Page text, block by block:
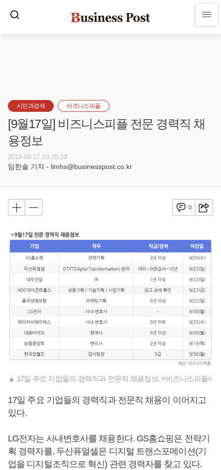
시민과경제 비즈니스피플
[9월17일] 비즈니스피플 전문 경력직 채
용정보
2019-09-17 10:35:19
임한솔 기자 - limhs@businesspost.co.kr
0
▲ 17일 주요 기업들의 경력직과 전문직 채용정보. <비즈니스피플>
17일 주요 기업들의 경력직과 전문직 채용이 이어지고
있다.
LG전자는 사내변호사를 채용한다. GS홈쇼핑은 전략기
획 경력자를, 두산퓨얼셀은 디지털 트랜스포메이션(기
업을 디지털조직으로 혁신) 관련 경력자를 찾고 있다.